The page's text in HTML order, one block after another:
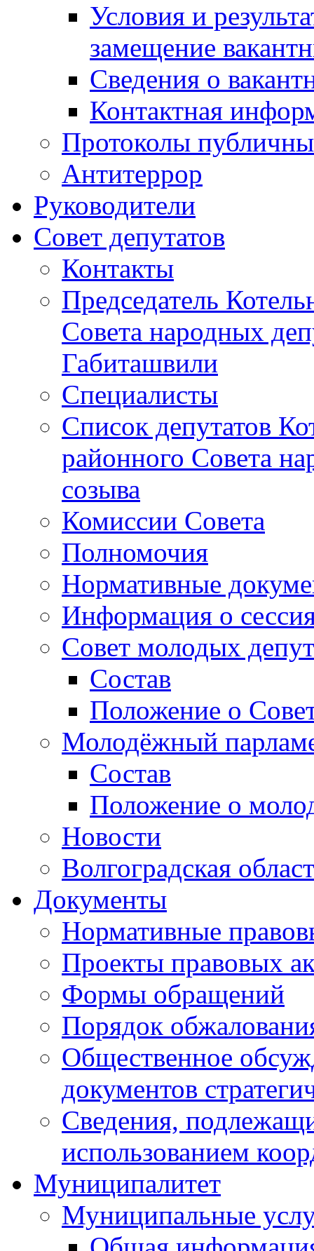
Условия и
замещение
Сведения о
Контактная
Протоколы
Антитеррор
Руководители
Совет депутатов
Контакты
Председатель
Совета народных
Габиташвили
Специалисты
Список депутатов
районного Совета
созыва
Комиссии Совета
Полномочия
Нормативные
Информация о
Совет молодых
Состав
Положение о
Молодёжный
Состав
Положение о
Новости
Волгоградская
Документы
Нормативные
Проекты правовых
Формы обращений
Порядок
Общественное
документов
Сведения,
использованием
Муниципалитет
Муниципальные